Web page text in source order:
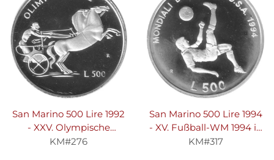
San Marino 500 Lire 1992
- XXV. Olympische
Sommerspiele 1992 in
KM#276
San Marino 500 Lire 1994
- XV. Fußball-WM 1994 in
den USA - Silber PP
KM#317